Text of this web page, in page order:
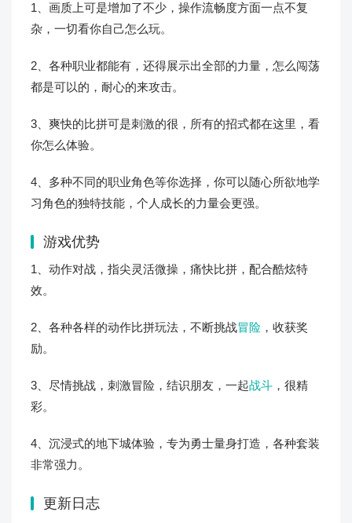
1、画质上可是增加了不少，操作流畅度方面一点不复
杂，一切看你自己怎么玩。
2、各种职业都能有，还得展示出全部的力量，怎么闯荡
都是可以的，耐心的来攻击。
3、爽快的比拼可是刺激的很，所有的招式都在这里，看
你怎么体验。
4、多种不同的职业角色等你选择，你可以随心所欲地学
习角色的独特技能，个人成长的力量会更强。
游戏优势
1、动作对战，指尖灵活微操，痛快比拼，配合酷炫特
效。
2、各种各样的动作比拼玩法，不断挑战冒险 ，收获奖
励。
3、尽情挑战，刺激冒险，结识朋友，一起战斗 ，很精
彩。
4、沉浸式的地下城体验，专为勇士量身打造，各种套装
非常强力。
更新日志